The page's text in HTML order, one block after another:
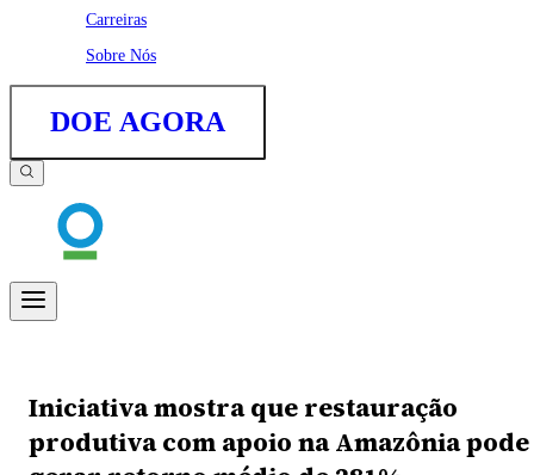
Carreiras
Sobre Nós
DOE AGORA
Iniciativa mostra que restauração
produtiva com apoio na Amazônia pode